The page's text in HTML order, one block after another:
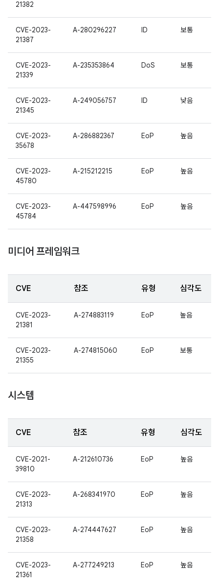
21382
CVE-2023-
21387
A-280296227 ID 보통
CVE-2023-
21339
A-235353864 DoS 보통
CVE-2023-
21345
A-249056757 ID 낮음
CVE-2023-
35678
A-286882367 EoP 높음
CVE-2023-
45780
A-215212215 EoP 높음
CVE-2023-
45784
A-447598996 EoP 높음
미디어 프레임워크
CVE 참조 유형 심각도
CVE-2023-
21381
A-274883119 EoP 높음
CVE-2023-
21355
A-274815060 EoP 보통
시스템
CVE 참조 유형 심각도
CVE-2021-
39810
A-212610736 EoP 높음
CVE-2023-
21313
A-268341970 EoP 높음
CVE-2023-
21358
A-274447627 EoP 높음
CVE-2023-
21361
A-277249213 EoP 높음